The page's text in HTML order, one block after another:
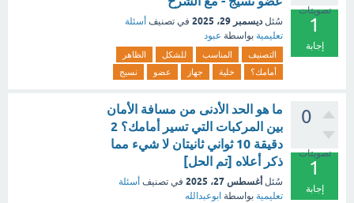
تصويتات
1
إجابة
سُئل ديسمبر 29، 2025 في تصنيف أسئلة
تعليمية بواسطة عبود
التصنيف المناسب للشكل
الظاهر
أمامك؟
خلية جهاز عضو نسيج
0
تصويتات
1
إجابة
ما هو الحد الأدنى من مسافة الأمان
بين المركبات التي تسير أمامك؟ 2
دقيقة 10 ثواني ثانيتان لا شيء مما
ذكر أعلاه [تم الحل]
سُئل أغسطس 27، 2025 في تصنيف أسئلة
تعليمية بواسطة ابوعبدالله